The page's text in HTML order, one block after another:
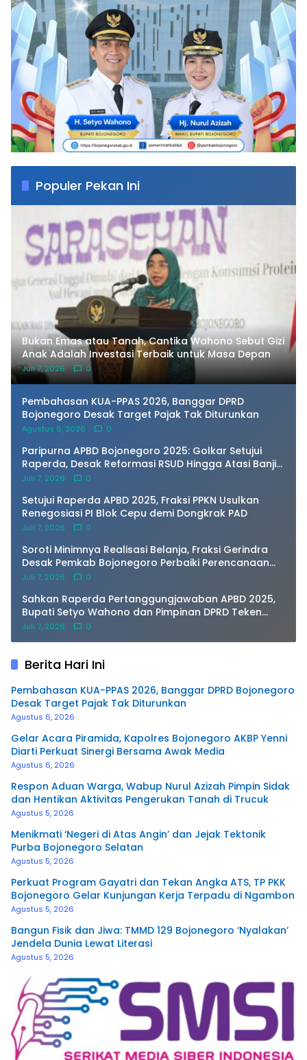
Populer Pekan Ini
Bukan Emas atau Tanah, Cantika Wahono Sebut Gizi
Anak Adalah Investasi Terbaik untuk Masa Depan
Juli 7, 2026 0
Pembahasan KUA-PPAS 2026, Banggar DPRD
Bojonegoro Desak Target Pajak Tak Diturunkan
Agustus 6, 2026 0
Paripurna APBD Bojonegoro 2025: Golkar Setujui
Raperda, Desak Reformasi RSUD Hingga Atasi Banjir
Kota
Juli 7, 2026 0
Setujui Raperda APBD 2025, Fraksi PPKN Usulkan
Renegosiasi PI Blok Cepu demi Dongkrak PAD
Juli 7, 2026 0
Soroti Minimnya Realisasi Belanja, Fraksi Gerindra
Desak Pemkab Bojonegoro Perbaiki Perencanaan
Anggaran saat Paripurna
Juli 7, 2026 0
Sahkan Raperda Pertanggungjawaban APBD 2025,
Bupati Setyo Wahono dan Pimpinan DPRD Teken
Persetujuan Bersama
Juli 7, 2026 0
Berita Hari Ini
Pembahasan KUA-PPAS 2026, Banggar DPRD Bojonegoro
Desak Target Pajak Tak Diturunkan
Agustus 6, 2026
Gelar Acara Piramida, Kapolres Bojonegoro AKBP Yenni
Diarti Perkuat Sinergi Bersama Awak Media
Agustus 6, 2026
Respon Aduan Warga, Wabup Nurul Azizah Pimpin Sidak
dan Hentikan Aktivitas Pengerukan Tanah di Trucuk
Agustus 5, 2026
Menikmati ‘Negeri di Atas Angin’ dan Jejak Tektonik
Purba Bojonegoro Selatan
Agustus 5, 2026
Perkuat Program Gayatri dan Tekan Angka ATS, TP PKK
Bojonegoro Gelar Kunjungan Kerja Terpadu di Ngambon
Agustus 5, 2026
Bangun Fisik dan Jiwa: TMMD 129 Bojonegoro ‘Nyalakan’
Jendela Dunia Lewat Literasi
Agustus 5, 2026